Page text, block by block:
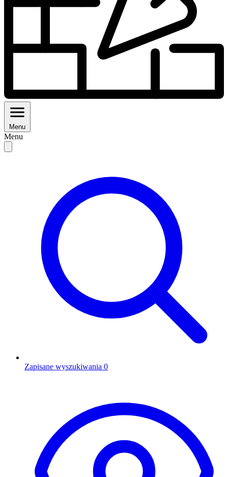
Menu
Menu
Zapisane wyszukiwania 0